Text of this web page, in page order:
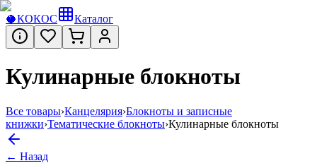
🥥КОКОС Каталог
Кулинарные блокноты
Все товары›Канцелярия›Блокноты и записные
книжки›Тематические блокноты›Кулинарные блокноты
← Назад